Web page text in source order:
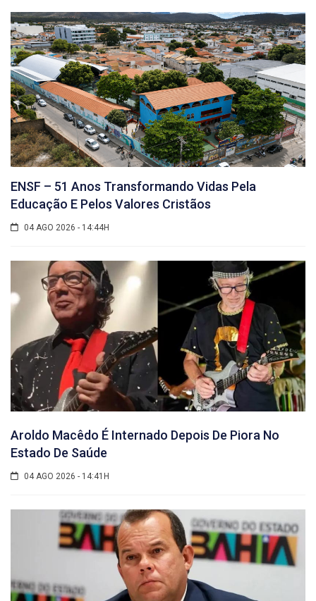
ENSF – 51 Anos Transformando Vidas Pela
Educação E Pelos Valores Cristãos
04 AGO 2026 - 14:44H
Aroldo Macêdo É Internado Depois De Piora No
Estado De Saúde
04 AGO 2026 - 14:41H